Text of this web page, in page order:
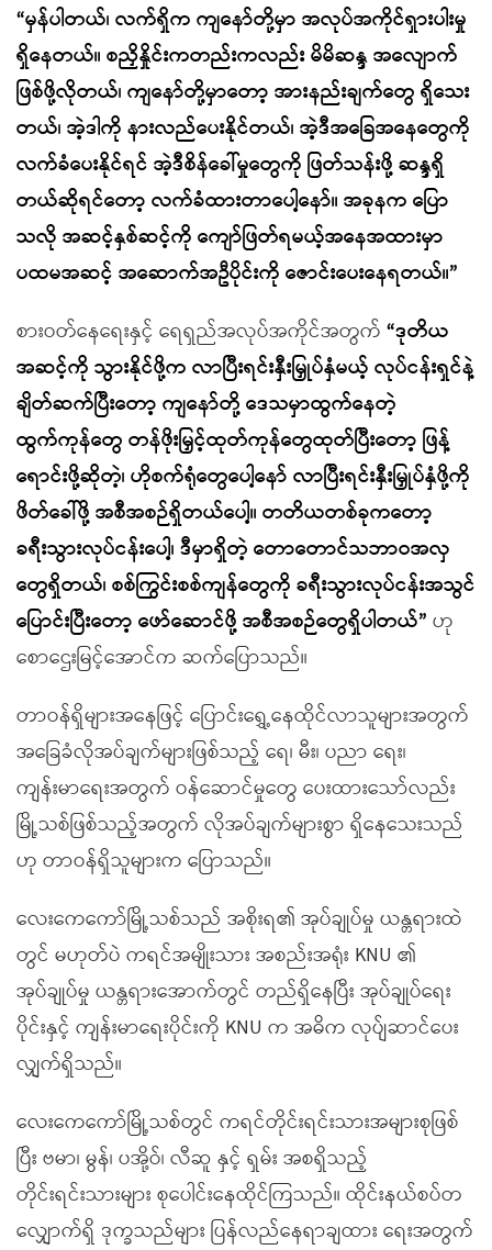
“မှန်ပါတယ်၊ လက်ရှိက ကျနော်တို့မှာ အလုပ်အကိုင်ရှားပါးမှု
ရှိနေတယ်။ စညှိနှိုင်းကတည်းကလည်း မိမိဆန္ဒ အလျောက်
ဖြစ်ဖို့လိုတယ်၊ ကျနော်တို့မှာတော့ အားနည်းချက်တွေ ရှိသေး
တယ်၊ အဲ့ဒါကို နားလည်ပေးနိုင်တယ်၊ အဲ့ဒီအခြေအနေတွေကို
လက်ခံပေးနိုင်ရင် အဲ့ဒီစိန်ခေါ်မှုတွေကို ဖြတ်သန်းဖို့ ဆန္ဒရှိ
တယ်ဆိုရင်တော့ လက်ခံထားတာပေါ့နော်။ အခုနက ပြော
သလို အဆင့်နှစ်ဆင့်ကို ကျော်ဖြတ်ရမယ့်အနေအထားမှာ
ပထမအဆင့် အဆောက်အဦပိုင်းကို ဇောင်းပေးနေရတယ်။”
စားဝတ်နေရေးနှင့် ရေရှည်အလုပ်အကိုင်အတွက် “ဒုတိယ
အဆင့်ကို သွားနိုင်ဖို့က လာပြီးရင်းနှီးမြှုပ်နှံမယ့် လုပ်ငန်းရှင်နဲ့
ချိတ်ဆက်ပြီးတော့ ကျနော်တို့ ဒေသမှာထွက်နေတဲ့
ထွက်ကုန်တွေ တန်ဖိုးမြှင့်ထုတ်ကုန်တွေထုတ်ပြီးတော့ ဖြန့်
ရောင်းဖို့ဆိုတဲ့၊ ဟိုစက်ရုံတွေပေါ့နော် လာပြီးရင်းနှီးမြှုပ်နှံဖို့ကို
ဖိတ်ခေါ်ဖို့ အစီအစဉ်ရှိတယ်ပေါ့။ တတိယတစ်ခုကတော့
ခရီးသွားလုပ်ငန်းပေါ့၊ ဒီမှာရှိတဲ့ တောတောင်သဘာဝအလှ
တွေရှိတယ်၊ စစ်ကြွင်းစစ်ကျန်တွေကို ခရီးသွားလုပ်ငန်းအသွင်
ပြောင်းပြီးတော့ ဖော်ဆောင်ဖို့ အစီအစဉ်တွေရှိပါတယ်” ဟု
စောဌေးမြင့်အောင်က ဆက်ပြောသည်။
တာဝန်ရှိများအနေဖြင့် ပြောင်းရွှေ့နေထိုင်လာသူများအတွက်
အခြေခံလိုအပ်ချက်များဖြစ်သည့် ရေ၊ မီး၊ ပညာ ရေး၊
ကျန်းမာရေးအတွက် ဝန်ဆောင်မှုတွေ ပေးထားသော်လည်း
မြို့သစ်ဖြစ်သည့်အတွက် လိုအပ်ချက်များစွာ ရှိနေသေးသည်
ဟု တာဝန်ရှိသူများက ပြောသည်။
လေးကေကော်မြို့သစ်သည် အစိုးရ၏ အုပ်ချုပ်မှု ယန္တရားထဲ
တွင် မဟုတ်ပဲ ကရင်အမျိုးသား အစည်းအရုံး KNU ၏
အုပ်ချုပ်မှု ယန္တရားအောက်တွင် တည်ရှိနေပြီး အုပ်ချုပ်ရေး
ပိုင်းနှင့် ကျန်းမာရေးပိုင်းကို KNU က အဓိက လုပ်ျဆာင်ပေး
လျှက်ရှိသည်။
လေးကေကော်မြို့သစ်တွင် ကရင်တိုင်းရင်းသားအများစုဖြစ်
ပြီး ဗမာ၊ မွန်၊ ပအို့ဝ်၊ လီဆူ နှင့် ရှမ်း အစရှိသည့်
တိုင်းရင်းသားများ စုပေါင်းနေထိုင်ကြသည်။ ထိုင်းနယ်စပ်တ
လျှောက်ရှိ ဒုက္ခသည်များ ပြန်လည်နေရာချထား ရေးအတွက်